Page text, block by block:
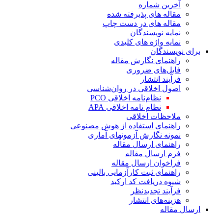
آخرین شماره
مقاله های پذیرفته شده
مقاله های در دست چاپ
نمایه نویسندگان
نمایه واژه های کلیدی
برای نویسندگان
راهنمای نگارش مقاله
فایل‌های ضروری
فرآیند انتشار
اصول اخلاقی در روان‌شناسی
نظام‌نامه اخلاقی PCO
نظام نامه اخلاقی APA
ملاحظات اخلاقی
راهنمای استفاده از هوش مصنوعی
نمونه نگارش آزمونهای آماری
راهنمای ارسال مقاله
فرم ارسال مقاله
فراخوان ارسال مقاله
راهنمای ثبت کارآزمایی بالینی
شیوه دریافت کد ارکید
فرآیند تجدیدنظر
هزینه‌های انتشار
ارسال مقاله